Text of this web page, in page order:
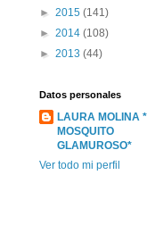
► 2015 (141)
► 2014 (108)
► 2013 (44)
Datos personales
LAURA MOLINA
MOSQUITO
GLAMUROSO*
Ver todo mi perfil